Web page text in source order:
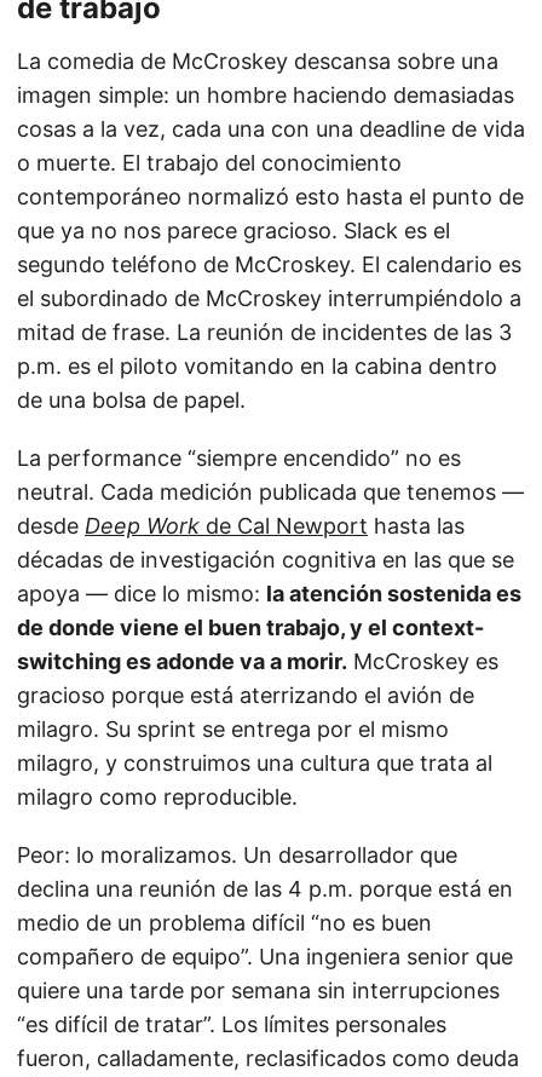
de trabajo
La comedia de McCroskey descansa sobre una
imagen simple: un hombre haciendo demasiadas
cosas a la vez, cada una con una deadline de vida
o muerte. El trabajo del conocimiento
contemporáneo normalizó esto hasta el punto de
que ya no nos parece gracioso. Slack es el
segundo teléfono de McCroskey. El calendario es
el subordinado de McCroskey interrumpiéndolo a
mitad de frase. La reunión de incidentes de las 3
p.m. es el piloto vomitando en la cabina dentro
de una bolsa de papel.
La performance “siempre encendido” no es
neutral. Cada medición publicada que tenemos —
desde Deep Work de Cal Newport hasta las
décadas de investigación cognitiva en las que se
apoya — dice lo mismo: la atención sostenida es
de donde viene el buen trabajo, y el context-
switching es adonde va a morir. McCroskey es
gracioso porque está aterrizando el avión de
milagro. Su sprint se entrega por el mismo
milagro, y construimos una cultura que trata al
milagro como reproducible.
Peor: lo moralizamos. Un desarrollador que
declina una reunión de las 4 p.m. porque está en
medio de un problema difícil “no es buen
compañero de equipo”. Una ingeniera senior que
quiere una tarde por semana sin interrupciones
“es difícil de tratar”. Los límites personales
fueron, calladamente, reclasificados como deuda